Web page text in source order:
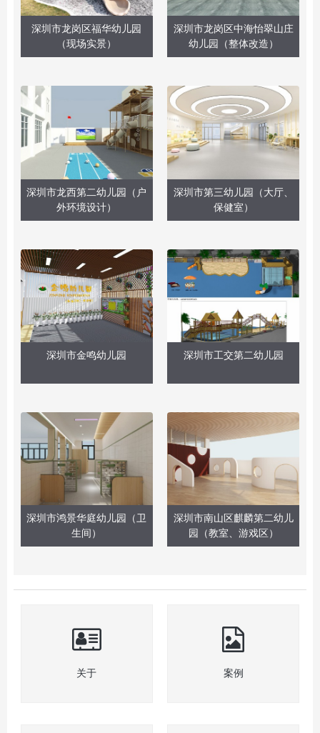
深圳市龙岗区福华幼儿园
（现场实景）
深圳市龙岗区中海怡翠山庄
幼儿园（整体改造）
深圳市龙西第二幼儿园（户
外环境设计）
深圳市第三幼儿园（大厅、
保健室）
深圳市金鸣幼儿园 深圳市工交第二幼儿园
深圳市鸿景华庭幼儿园（卫
生间）
深圳市南山区麒麟第二幼儿
园（教室、游戏区）
关于 案例